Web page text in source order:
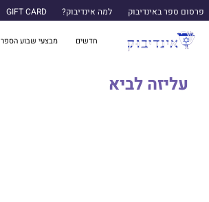
פרסום ספר באינדיבוק למה אינדיבוק? GIFT CARD
חדשים מבצעי שבוע הספר 2026
עליזה לביא